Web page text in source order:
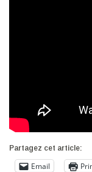
Partagez cet article:
Email